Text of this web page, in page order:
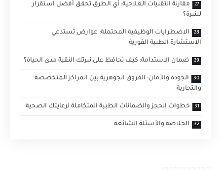
مقارنة التقنيات العلاجية: أي الطرق تحقق أفضل استقرار
للنبرة؟
الاضطرابات الوظيفية المحتملة: عوارض تستدعي
الاستشارة الطبية الفورية
ضمان الاستدامة: كيف تحافظ على نبرتك النقية مدى الحياة؟
الجودة والأمان: الفروق الجوهرية بين المراكز المتخصصة
والتجارية
خطوات الحجز والضمانات الطبية المتكاملة لرعايتك الصحية
الخلاصة والأسئلة الشائعة